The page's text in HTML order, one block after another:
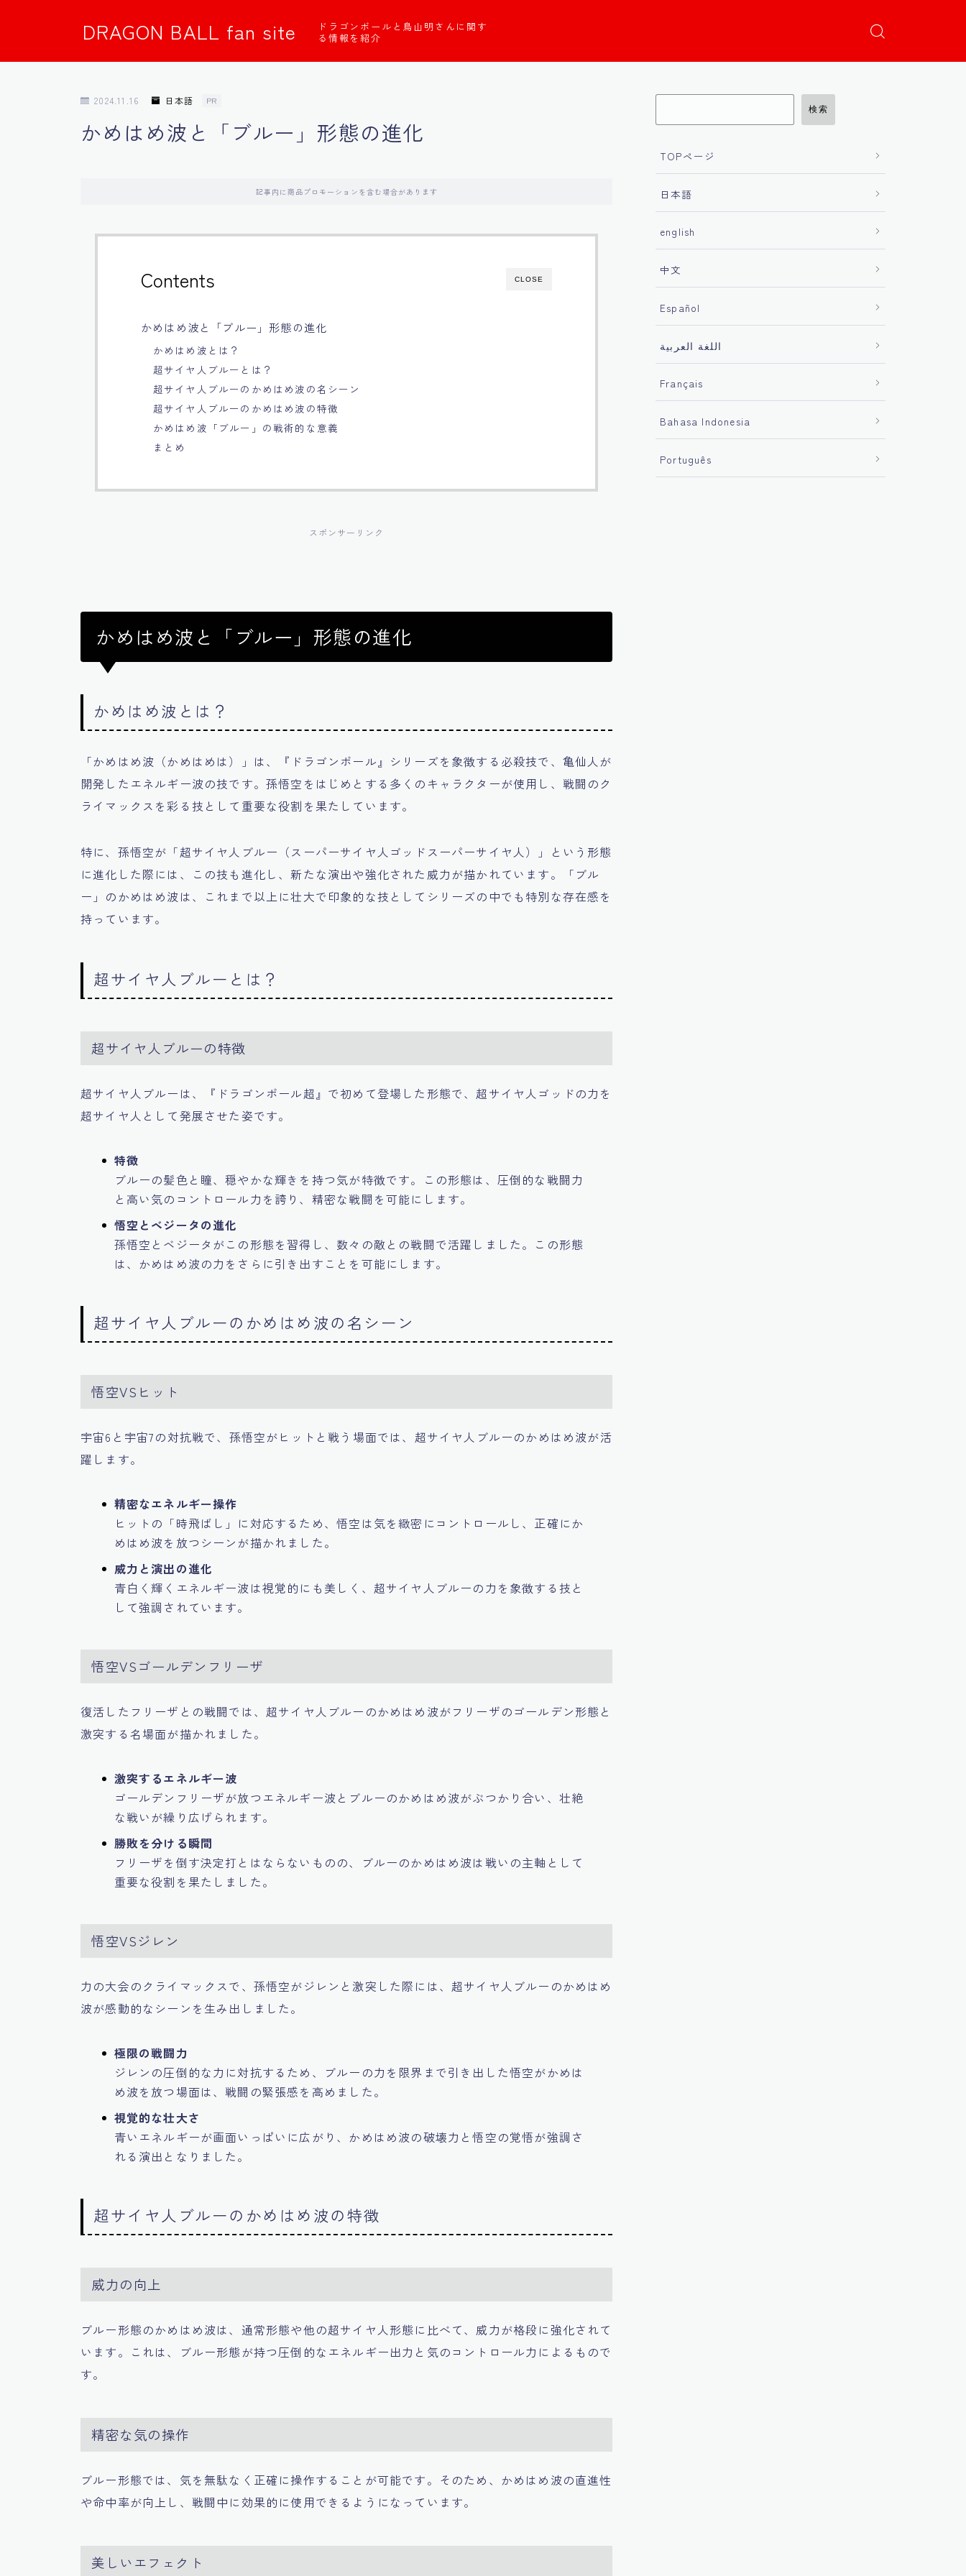
DRAGON BALL fan site
ドラゴンボールと鳥山明さんに関す
る情報を紹介
2024.11.16 日本語 PR
かめはめ波と「ブルー」形態の進化
記事内に商品プロモーションを含む場合があります
CLOSE
Contents
かめはめ波と「ブルー」形態の進化
かめはめ波とは？
超サイヤ人ブルーとは？
超サイヤ人ブルーのかめはめ波の名シーン
超サイヤ人ブルーのかめはめ波の特徴
かめはめ波「ブルー」の戦術的な意義
まとめ
スポンサーリンク
かめはめ波と「ブルー」形態の進化
かめはめ波とは？
「かめはめ波（かめはめは）」は、『ドラゴンボール』シリーズを象徴する必殺技で、亀仙人が
開発したエネルギー波の技です。孫悟空をはじめとする多くのキャラクターが使用し、戦闘のク
ライマックスを彩る技として重要な役割を果たしています。
特に、孫悟空が「超サイヤ人ブルー（スーパーサイヤ人ゴッドスーパーサイヤ人）」という形態
に進化した際には、この技も進化し、新たな演出や強化された威力が描かれています。「ブル
ー」のかめはめ波は、これまで以上に壮大で印象的な技としてシリーズの中でも特別な存在感を
持っています。
超サイヤ人ブルーとは？
超サイヤ人ブルーの特徴
超サイヤ人ブルーは、『ドラゴンボール超』で初めて登場した形態で、超サイヤ人ゴッドの力を
超サイヤ人として発展させた姿です。
特徴
ブルーの髪色と瞳、穏やかな輝きを持つ気が特徴です。この形態は、圧倒的な戦闘力
と高い気のコントロール力を誇り、精密な戦闘を可能にします。
悟空とベジータの進化
孫悟空とベジータがこの形態を習得し、数々の敵との戦闘で活躍しました。この形態
は、かめはめ波の力をさらに引き出すことを可能にします。
超サイヤ人ブルーのかめはめ波の名シーン
悟空VSヒット
宇宙6と宇宙7の対抗戦で、孫悟空がヒットと戦う場面では、超サイヤ人ブルーのかめはめ波が活
躍します。
精密なエネルギー操作
ヒットの「時飛ばし」に対応するため、悟空は気を緻密にコントロールし、正確にか
めはめ波を放つシーンが描かれました。
威力と演出の進化
青白く輝くエネルギー波は視覚的にも美しく、超サイヤ人ブルーの力を象徴する技と
して強調されています。
悟空VSゴールデンフリーザ
復活したフリーザとの戦闘では、超サイヤ人ブルーのかめはめ波がフリーザのゴールデン形態と
激突する名場面が描かれました。
激突するエネルギー波
ゴールデンフリーザが放つエネルギー波とブルーのかめはめ波がぶつかり合い、壮絶
な戦いが繰り広げられます。
勝敗を分ける瞬間
フリーザを倒す決定打とはならないものの、ブルーのかめはめ波は戦いの主軸として
重要な役割を果たしました。
悟空VSジレン
力の大会のクライマックスで、孫悟空がジレンと激突した際には、超サイヤ人ブルーのかめはめ
波が感動的なシーンを生み出しました。
極限の戦闘力
ジレンの圧倒的な力に対抗するため、ブルーの力を限界まで引き出した悟空がかめは
め波を放つ場面は、戦闘の緊張感を高めました。
視覚的な壮大さ
青いエネルギーが画面いっぱいに広がり、かめはめ波の破壊力と悟空の覚悟が強調さ
れる演出となりました。
超サイヤ人ブルーのかめはめ波の特徴
威力の向上
ブルー形態のかめはめ波は、通常形態や他の超サイヤ人形態に比べて、威力が格段に強化されて
います。これは、ブルー形態が持つ圧倒的なエネルギー出力と気のコントロール力によるもので
す。
精密な気の操作
ブルー形態では、気を無駄なく正確に操作することが可能です。そのため、かめはめ波の直進性
や命中率が向上し、戦闘中に効果的に使用できるようになっています。
美しいエフェクト
検索
TOPページ
日本語
english
中文
Español
اللغة العربية
Français
Bahasa Indonesia
Português